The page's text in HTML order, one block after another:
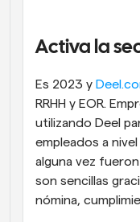
Automatiza la
Mantente al día
actualizaciones
Reuniones
Reúnete con
Enlaces de
Activa la
Es 2023 y
RRHH y EOR.
utilizando Deel
empleados a
alguna vez
son sencillas
nómina,